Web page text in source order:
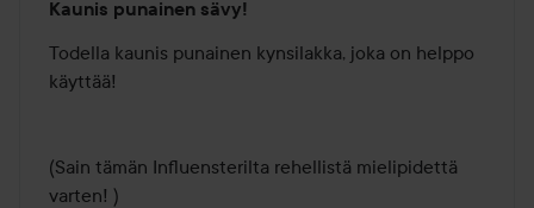
5
/
5
Kaunis punainen sävy!
Todella kaunis punainen kynsilakka, joka on helppo
käyttää!
(Sain tämän Influensterilta rehellistä mielipidettä
varten! )